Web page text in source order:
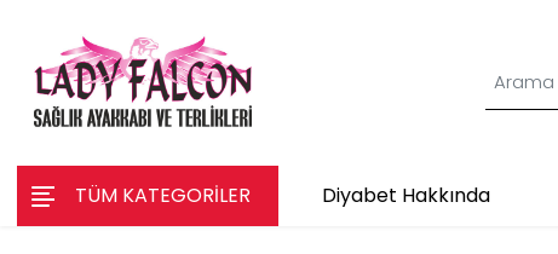
TÜM KATEGORİLER Diyabet Hakkında